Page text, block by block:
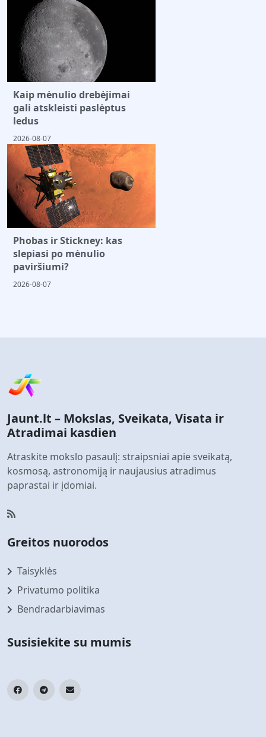
Kaip mėnulio drebėjimai
gali atskleisti paslėptus
ledus
2026-08-07
Phobas ir Stickney: kas
slepiasi po mėnulio
paviršiumi?
2026-08-07
Jaunt.lt – Mokslas, Sveikata, Visata ir
Atradimai kasdien
Atraskite mokslo pasaulį: straipsniai apie sveikatą,
kosmosą, astronomiją ir naujausius atradimus
paprastai ir įdomiai.
Greitos nuorodos
Taisyklės
Privatumo politika
Bendradarbiavimas
Susisiekite su mumis